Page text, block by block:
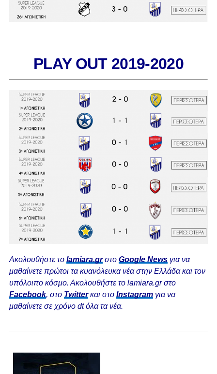
PLAY OUT 2019-2020
Ακολουθήστε το lamiara.grστο Google Newsγια να
μαθαίνετε πρώτοι τα κυανόλευκα νέα στην Ελλάδα και τον
υπόλοιπο κόσμο. Ακολουθήστε το lamiara.gr στο
Facebook, στο Twitterκαι στο Instagram για να
μαθαίνετε σε χρόνο dt όλα τα νέα.